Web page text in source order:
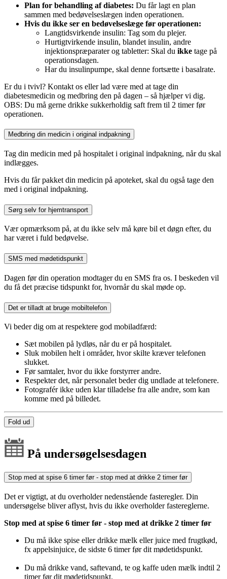
Plan for behandling af diabetes: Du får lagt en plan
sammen med bedøvelseslægen inden operationen.
Hvis du ikke ser en bedøvelseslæge før operationen:
Langtidsvirkende insulin: Tag som du plejer.
Hurtigtvirkende insulin, blandet insulin, andre
injektionspræparater og tabletter: Skal du ikke tage på
operationsdagen.
Har du insulinpumpe, skal denne fortsætte i basalrate.
Er du i tvivl? Kontakt os eller lad være med at tage din
diabetesmedicin og medbring den på dagen – så hjælper vi dig.
OBS: Du må gerne drikke sukkerholdig saft frem til 2 timer før
operationen.
Medbring din medicin i original indpakning
Tag din medicin med på hospitalet i original indpakning, når du skal
indlægges.
Hvis du får pakket din medicin på apoteket, skal du også tage den
med i original indpakning.
Sørg selv for hjemtransport
Vær opmærksom på, at du ikke selv må køre bil et døgn efter, du
har været i fuld bedøvelse.
SMS med mødetidspunkt
Dagen før din operation modtager du en SMS fra os. I beskeden vil
du få det præcise tidspunkt for, hvornår du skal møde op.
Det er tilladt at bruge mobiltelefon
Vi beder dig om at respektere god mobiladfærd:
Sæt mobilen på lydløs, når du er på hospitalet.
Sluk mobilen helt i områder, hvor skilte kræver telefonen
slukket.
Før samtaler, hvor du ikke forstyrrer andre.
Respekter det, når personalet beder dig undlade at telefonere.
Fotografér ikke uden klar tilladelse fra alle andre, som kan
komme med på billedet.
Fold ud
På undersøgelsesdagen
Stop med at spise 6 timer før - stop med at drikke 2 timer før
Det er vigtigt, at du overholder nedenstående fasteregler. Din
undersøgelse bliver aflyst, hvis du ikke overholder fastereglerne.
Stop med at spise 6 timer før - stop med at drikke 2 timer før
Du må ikke spise eller drikke mælk eller juice med frugtkød,
fx appelsinjuice, de sidste 6 timer før dit mødetidspunkt.
Du må drikke vand, saftevand, te og kaffe uden mælk indtil 2
timer før dit mødetidspunkt.